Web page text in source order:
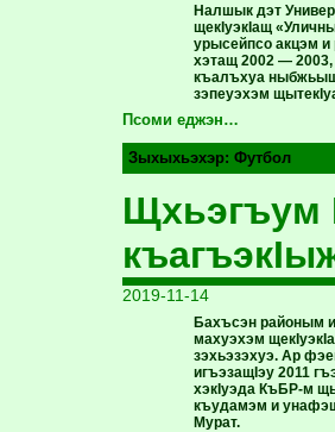
Налшык дэт
щекIуэкIащ
урысейпсо акцэм и
хэтащ 2002 —
къалъхуа
зэпеуэхэм
Псоми еджэн…
Зыхыхьэхэр: Футбол
Щхьэгъум
2019-11-14
Бахъсэн районым
махуэхэм
зэхьэзэхуэ. Ар
игъэзащIэу 2011
хэкIуэда КъБР-м
къудамэм и
Мурат.